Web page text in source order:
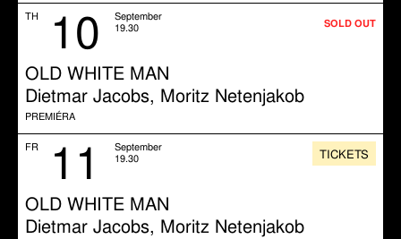
TH 10
September
19.30
OLD WHITE MAN
Dietmar Jacobs, Moritz Netenjakob
PREMIÉRA
SOLD OUT
FR 11
September
19.30
OLD WHITE MAN
Dietmar Jacobs, Moritz Netenjakob
TICKETS